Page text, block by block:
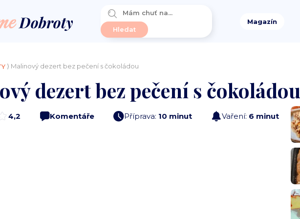
Magazín
⟩ Malinový dezert bez pečení s čokoládou
dezert bez pečení s čokoládou
4,2 Komentáře Příprava: 10 minut Vaření: 6 minut